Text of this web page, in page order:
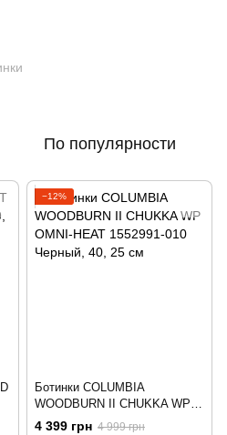
По популярности
−12%
Ботинки COLUMBIA
WOODBURN II CHUKKA WP
OMNI-HEAT 1552991-010
4 399 грн 4 999 грн